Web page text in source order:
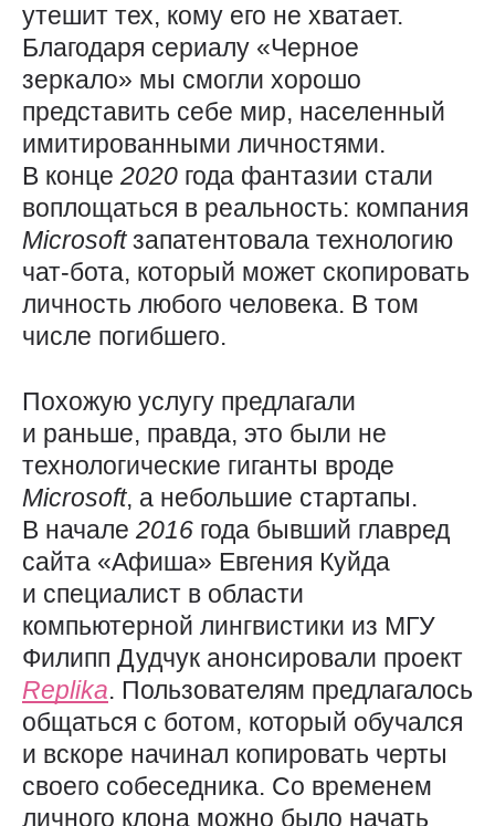
утешит тех, кому его не хватает.
Благодаря сериалу «Черное
зеркало» мы смогли хорошо
представить себе мир, населенный
имитированными личностями.
В конце 2020 года фантазии стали
воплощаться в реальность: компания
Microsoftзапатентовала технологию
чат-бота, который может скопировать
личность любого человека. В том
числе погибшего.
Похожую услугу предлагали
и раньше, правда, это были не
технологические гиганты вроде
Microsoft, а небольшие стартапы.
В начале 2016 года бывший главред
сайта «Афиша» Евгения Куйда
и специалист в области
компьютерной лингвистики из МГУ
Филипп Дудчук анонсировали проект
Replika. Пользователям предлагалось
общаться с ботом, который обучался
и вскоре начинал копировать черты
своего собеседника. Со временем
личного клона можно было начать